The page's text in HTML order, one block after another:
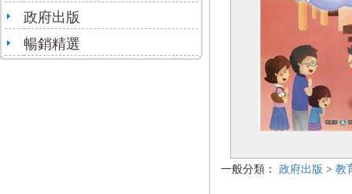
政府出版
暢銷精選
一般分類： 政府出版 > 教